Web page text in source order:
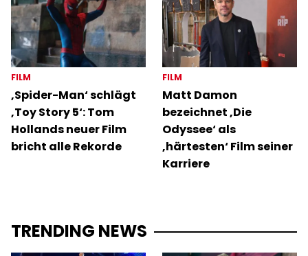
FILM
‚Spider-Man‘ schlägt
‚Toy Story 5‘: Tom
Hollands neuer Film
bricht alle Rekorde
FILM
Matt Damon
bezeichnet ‚Die
Odyssee‘ als
‚härtesten‘ Film seiner
Karriere
TRENDING NEWS